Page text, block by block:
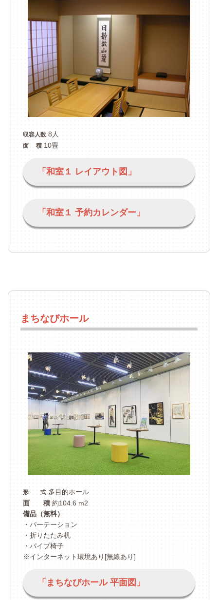
収容人数8人
面 積10畳
「和室１ レイアウト図」
「和室１ 予約カレンダー」
まちなびホール
形 式多目的ホール
面 積約104.6 m2
備品（無料）
・パーテーション
・折りたたみ机
・パイプ椅子
※インターネット環境あり[無線あり]
「まちなびホール 平面図」